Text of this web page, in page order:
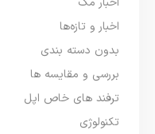
اخبار و تازه‌ها
بدون دسته بندی
بررسی و مقایسه ها
ترفند های خاص اپل
تکنولوژی